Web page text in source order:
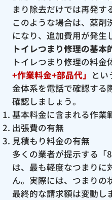
まり除去だけでは再発す
このような場合は、薬剤
になり、追加費用が発生
トイレつまり修理の基本
トイレつまり修理の料金
+作業料金+部品代」 と
金体系を電話で確認する
確認しましょう。
基本料金に含まれる作業
出張費の有無
見積もり料金の有無
多くの業者が提示する「
は、最も軽度なつまりに
ん。実際には、つまりの
最終的な請求額は変動し